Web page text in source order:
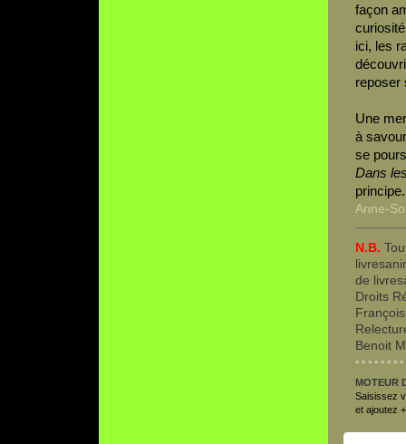
façon
ici, les
reposer
Une
à
se
Dans
principe.
Anne-
N.B.
de
Droits
Benoit
° ° ° ° ° ° °
MOTEUR
Saisissez
et ajoutez